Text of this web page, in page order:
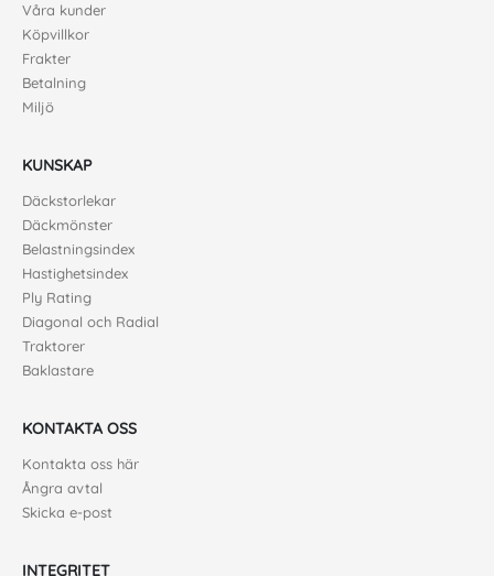
Våra kunder
Köpvillkor
Frakter
Betalning
Miljö
KUNSKAP
Däckstorlekar
Däckmönster
Belastningsindex
Hastighetsindex
Ply Rating
Diagonal och Radial
Traktorer
Baklastare
KONTAKTA OSS
Kontakta oss här
Ångra avtal
Skicka e-post
INTEGRITET